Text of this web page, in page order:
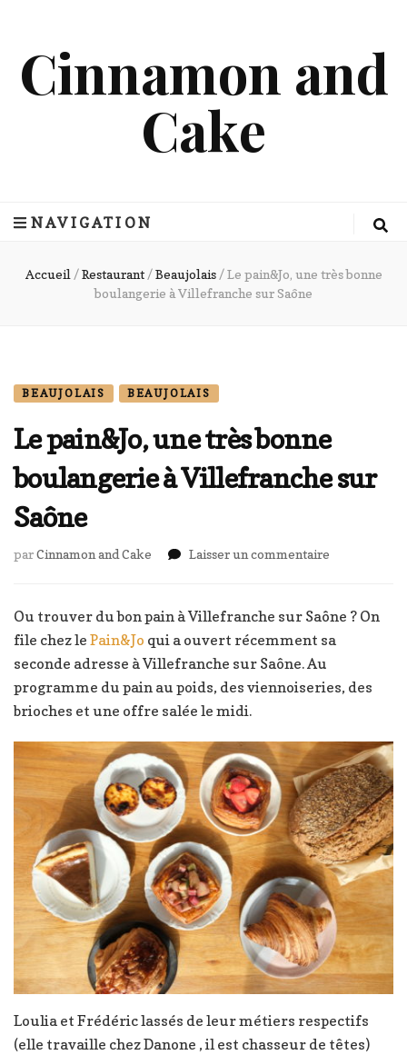
Cinnamon and
Cake
NAVIGATION
Accueil / Restaurant / Beaujolais / Le pain&Jo, une très bonne
boulangerie à Villefranche sur Saône
BEAUJOLAIS BEAUJOLAIS
Le pain&Jo, une très bonne
boulangerie à Villefranche sur
Saône
parCinnamon and Cake Laisser un commentaire
une
bonne
à
Saône
Ou trouver du bon pain à Villefranche sur Saône ? On
file chez le Pain&Jo qui a ouvert récemment sa
seconde adresse à Villefranche sur Saône. Au
programme du pain au poids, des viennoiseries, des
brioches et une offre salée le midi.
Loulia et Frédéric lassés de leur métiers respectifs
(elle travaille chez Danone , il est chasseur de têtes)